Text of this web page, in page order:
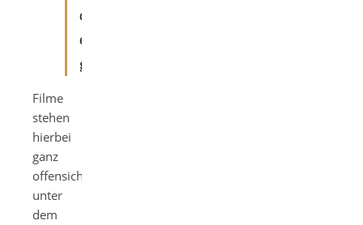
durch
eternal-
gamer.de)
Filme
stehen
hierbei
ganz
offensichtlich
unter
dem